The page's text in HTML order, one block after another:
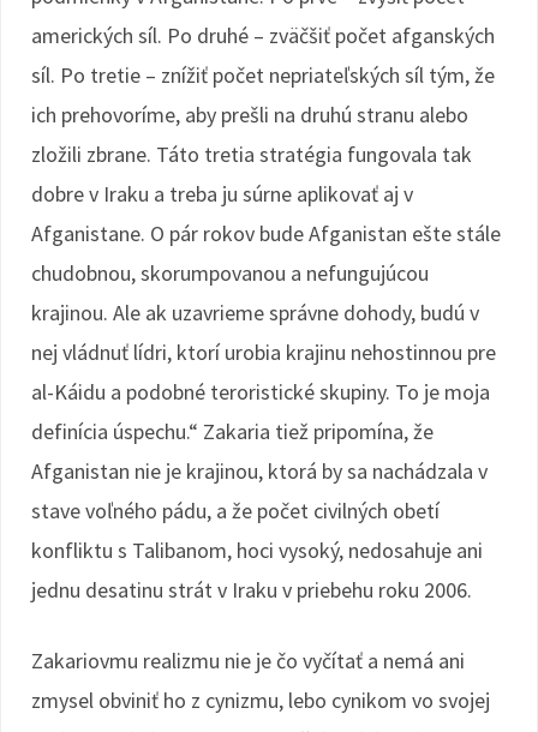
amerických síl. Po druhé – zväčšiť počet afganských
síl. Po tretie – znížiť počet nepriateľských síl tým, že
ich prehovoríme, aby prešli na druhú stranu alebo
zložili zbrane. Táto tretia stratégia fungovala tak
dobre v Iraku a treba ju súrne aplikovať aj v
Afganistane. O pár rokov bude Afganistan ešte stále
chudobnou, skorumpovanou a nefungujúcou
krajinou. Ale ak uzavrieme správne dohody, budú v
nej vládnuť lídri, ktorí urobia krajinu nehostinnou pre
al-Káidu a podobné teroristické skupiny. To je moja
definícia úspechu.“ Zakaria tiež pripomína, že
Afganistan nie je krajinou, ktorá by sa nachádzala v
stave voľného pádu, a že počet civilných obetí
konfliktu s Talibanom, hoci vysoký, nedosahuje ani
jednu desatinu strát v Iraku v priebehu roku 2006.
Zakariovmu realizmu nie je čo vyčítať a nemá ani
zmysel obviniť ho z cynizmu, lebo cynikom vo svojej